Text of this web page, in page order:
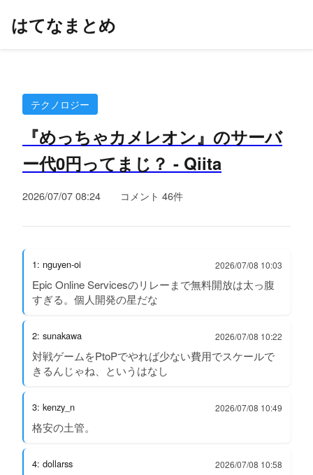
はてなまとめ
テクノロジー
『めっちゃカメレオン』のサーバ
ー代0円ってまじ？ - Qiita
2026/07/07 08:24 コメント 46件
1: nguyen-oi 2026/07/08 10:03
Epic Online Servicesのリレーまで無料開放は太っ腹
すぎる。個人開発の星だな
2: sunakawa 2026/07/08 10:22
対戦ゲームをPtoPでやれば少ない費用でスケールで
きるんじゃね、というはなし
3: kenzy_n 2026/07/08 10:49
格安の土管。
4: dollarss 2026/07/08 10:58